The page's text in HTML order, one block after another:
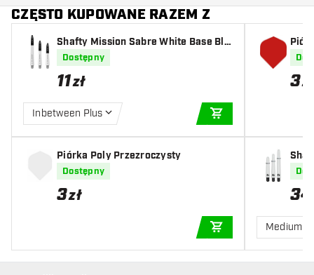
CZĘSTO KUPOWANE RAZEM Z
Shafty Mission Sabre White Base Bla
ck
Dostępny
11zł
Inbetween Plus
Piórka Poly Przezroczysty
Dostępny
3zł
DODAJ DO
3zł
34
Medium